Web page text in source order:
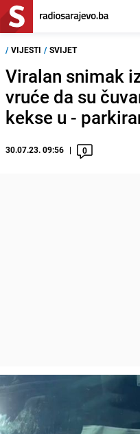
/ VIJESTI / SVIJET
Viralan snimak
vruće da su
kekse u -
30.07.23. 09:56 0